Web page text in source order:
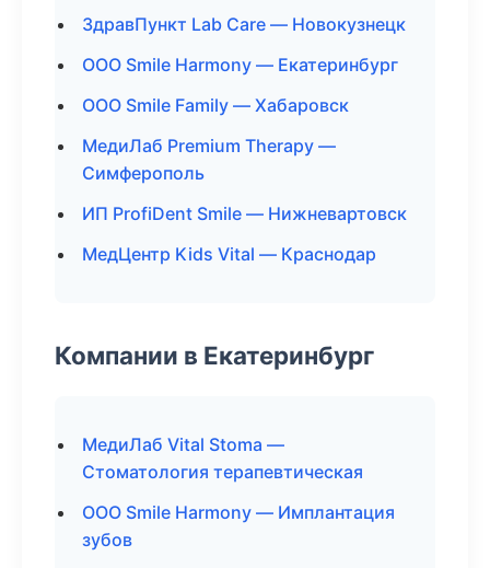
ЗдравПункт Lab Care — Новокузнецк
ООО Smile Harmony — Екатеринбург
ООО Smile Family — Хабаровск
МедиЛаб Premium Therapy —
Симферополь
ИП ProfiDent Smile — Нижневартовск
МедЦентр Kids Vital — Краснодар
Компании в Екатеринбург
МедиЛаб Vital Stoma —
Стоматология терапевтическая
ООО Smile Harmony — Имплантация
зубов